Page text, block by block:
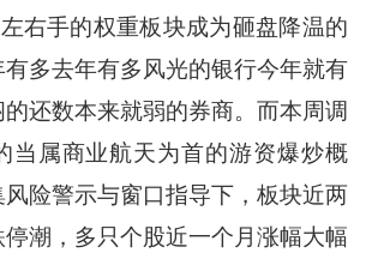
手的权重板块成为砸盘降温的
多去年有多风光的银行今年就有
还数本来就弱的券商。而本周调
当属商业航天为首的游资爆炒概
险警示与窗口指导下，板块近两
停潮，多只个股近一个月涨幅大幅